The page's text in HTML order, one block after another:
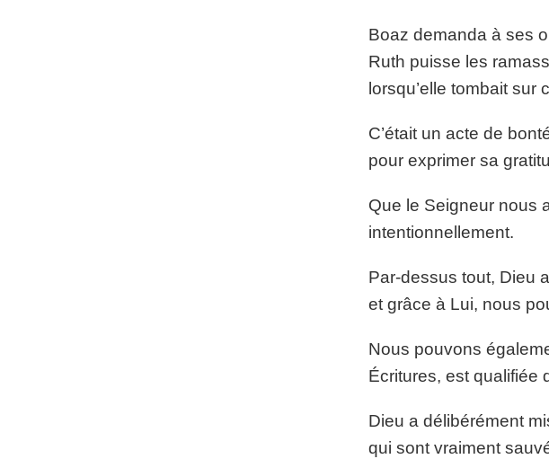
Boaz demanda à ses
Ruth puisse les
lorsqu’elle tombait sur
C’était un acte de
pour exprimer sa
Que le Seigneur nous
intentionnellement.
Par-dessus tout, Dieu
et grâce à Lui, nous
Nous pouvons
Écritures, est qualifiée
Dieu a délibérément
qui sont vraiment